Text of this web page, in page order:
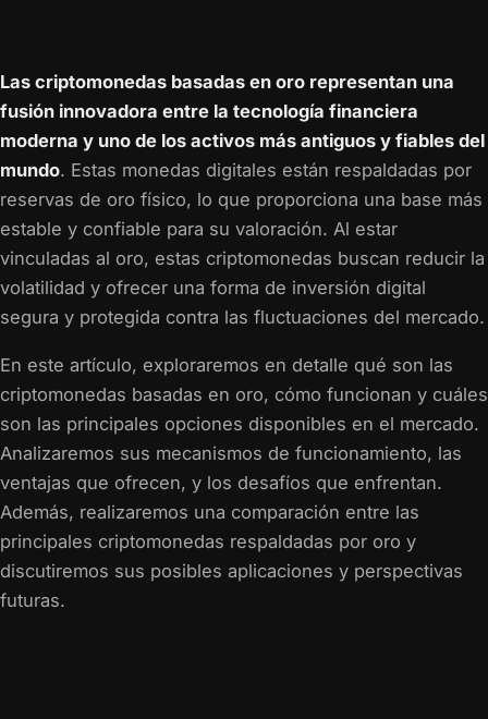
Las criptomonedas basadas en oro representan una
fusión innovadora entre la tecnología financiera
moderna y uno de los activos más antiguos y fiables del
mundo. Estas monedas digitales están respaldadas por
reservas de oro físico, lo que proporciona una base más
estable y confiable para su valoración. Al estar
vinculadas al oro, estas criptomonedas buscan reducir la
volatilidad y ofrecer una forma de inversión digital
segura y protegida contra las fluctuaciones del mercado.
En este artículo, exploraremos en detalle qué son las
criptomonedas basadas en oro, cómo funcionan y cuáles
son las principales opciones disponibles en el mercado.
Analizaremos sus mecanismos de funcionamiento, las
ventajas que ofrecen, y los desafíos que enfrentan.
Además, realizaremos una comparación entre las
principales criptomonedas respaldadas por oro y
discutiremos sus posibles aplicaciones y perspectivas
futuras.